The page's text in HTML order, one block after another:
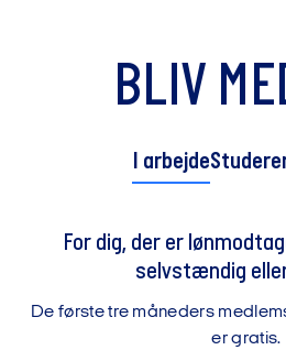
BLIV
I arbejde
For dig, der er
selvstændig
De første tre måneders
er gratis.